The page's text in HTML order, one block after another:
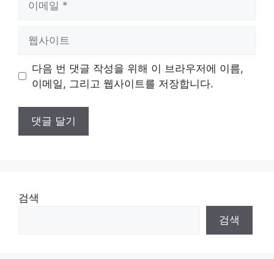
트
다음 번 댓글 작성을 위해 이 브라우저에 이름,
이메일, 그리고 웹사이트를 저장합니다.
검색
검색